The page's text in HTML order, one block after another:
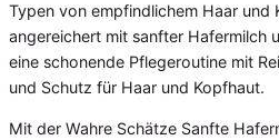
Typen von empfindlichem Haar und
angereichert mit sanfter Hafermilch
eine schonende Pflegeroutine mit
und Schutz für Haar und Kopfhaut.
Mit der Wahre Schätze Sanfte